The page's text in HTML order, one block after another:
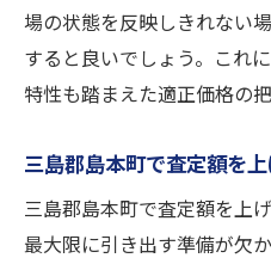
場の状態を反映しきれない
すると良いでしょう。これ
特性も踏まえた適正価格の
三島郡島本町で査定額を
三島郡島本町で査定額を上
最大限に引き出す準備が欠